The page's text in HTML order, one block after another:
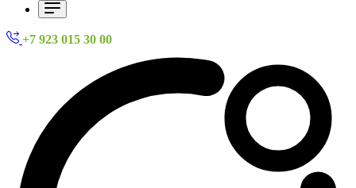
+7 923 015 30 00